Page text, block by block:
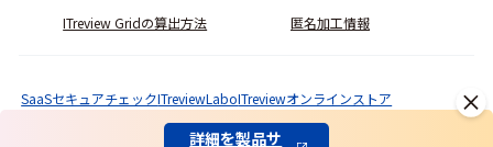
詳細を製品サ
ITreview Gridの算出方法
匿名加工情報
© ITcrowd Corp. All Rights Reserved.
SaaSセキュアチェックITreviewLaboITreviewオンラインストア